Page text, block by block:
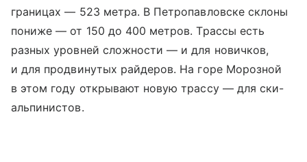
границах — 523 метра. В Петропавловске склоны
пониже — от 150 до 400 метров. Трассы есть
разных уровней сложности — и для новичков,
и для продвинутых райдеров. На горе Морозной
в этом году открывают новую трассу — для ски-
альпинистов.